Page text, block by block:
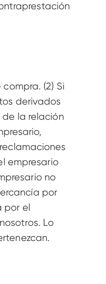
(2) Si
derivados
de la relación
empresario
no
por
por el
Lo